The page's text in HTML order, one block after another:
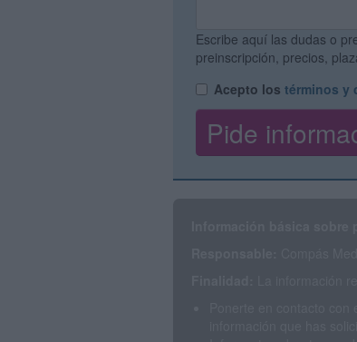
Escribe aquí las dudas o
preinscripción, precios,
Acepto los términos y